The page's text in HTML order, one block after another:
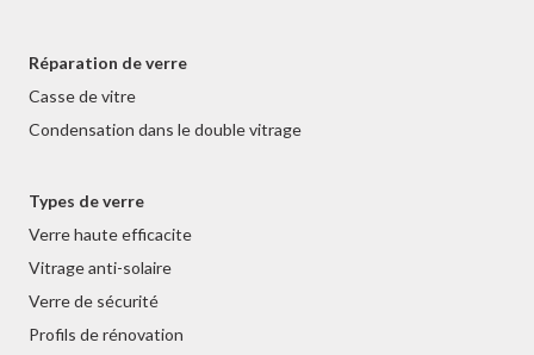
Réparation de verre
Casse de vitre
Condensation dans le double vitrage
Types de verre
Verre haute efficacite
Vitrage anti-solaire
Verre de sécurité
Profils de rénovation